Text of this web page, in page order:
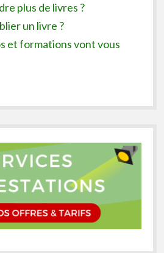
plus de livres ?
un livre ?
et formations vont vous